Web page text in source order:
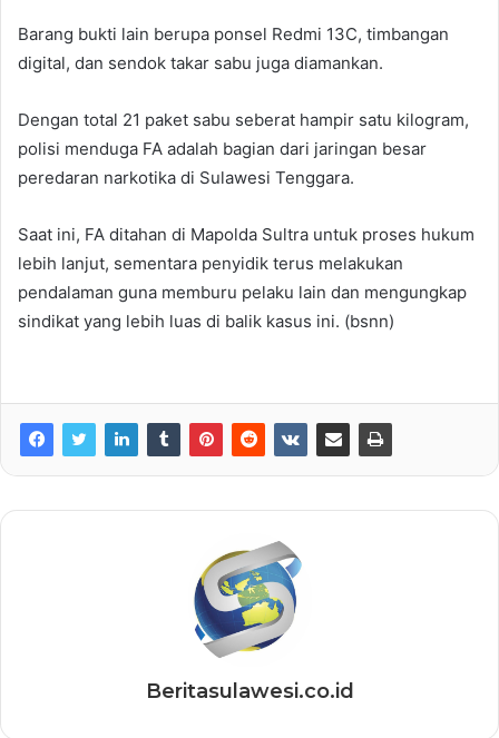
Barang bukti lain berupa ponsel Redmi 13C, timbangan
digital, dan sendok takar sabu juga diamankan.
Dengan total 21 paket sabu seberat hampir satu kilogram,
polisi menduga FA adalah bagian dari jaringan besar
peredaran narkotika di Sulawesi Tenggara.
Saat ini, FA ditahan di Mapolda Sultra untuk proses hukum
lebih lanjut, sementara penyidik terus melakukan
pendalaman guna memburu pelaku lain dan mengungkap
sindikat yang lebih luas di balik kasus ini. (bsnn)
Beritasulawesi.co.id